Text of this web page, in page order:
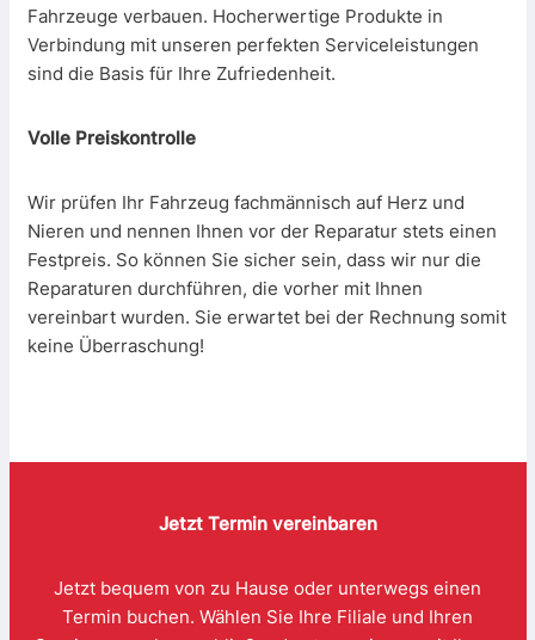
Fahrzeuge verbauen. Hocherwertige Produkte in
Verbindung mit unseren perfekten Serviceleistungen
sind die Basis für Ihre Zufriedenheit.
Volle Preiskontrolle
Wir prüfen Ihr Fahrzeug fachmännisch auf Herz und
Nieren und nennen Ihnen vor der Reparatur stets einen
Festpreis. So können Sie sicher sein, dass wir nur die
Reparaturen durchführen, die vorher mit Ihnen
vereinbart wurden. Sie erwartet bei der Rechnung somit
keine Überraschung!
Jetzt Termin vereinbaren
Jetzt bequem von zu Hause oder unterwegs einen
Termin buchen. Wählen Sie Ihre Filiale und Ihren